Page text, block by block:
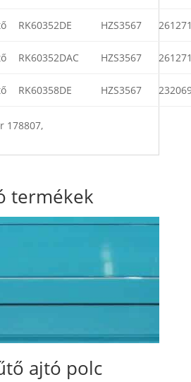
RK60352DE HZS3567
RK60352DAC HZS3567
RK60358DE HZS3567
178807,
termékek
ajtó polc